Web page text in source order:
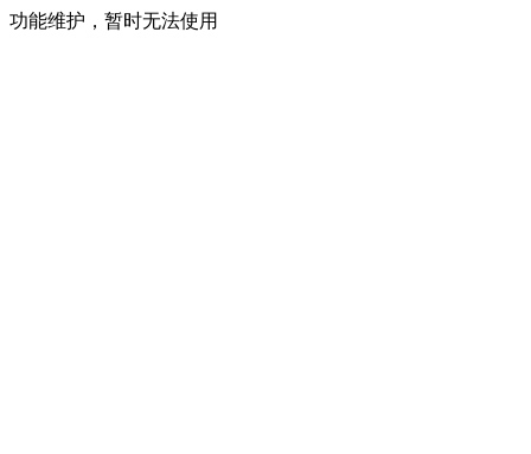
功能维护，暂时无法使用